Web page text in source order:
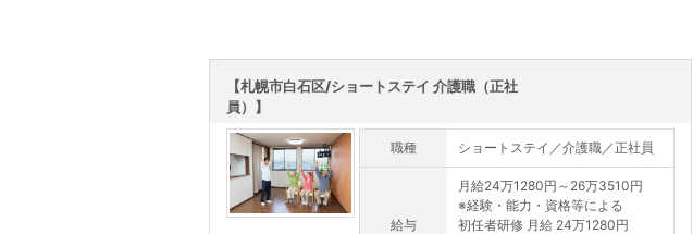
【札幌市白石区/ショートステイ 介護職（正社
員）】
職種 ショートステイ／介護職／正社員
給与
月給24万1280円～26万3510円
※経験・能力・資格等による
初任者研修 月給 24万1280円